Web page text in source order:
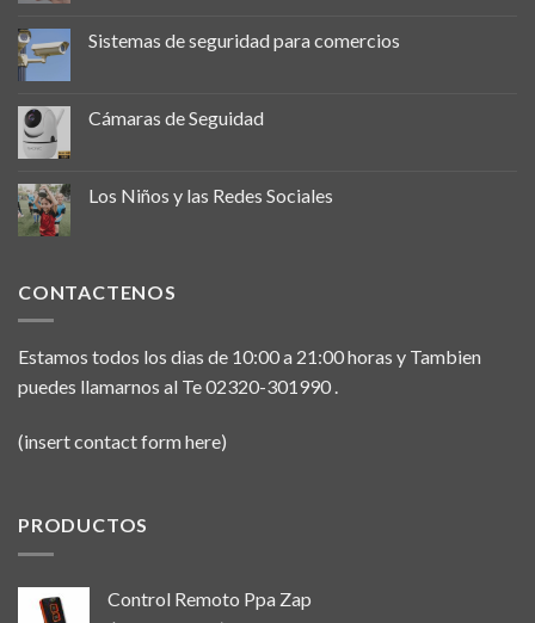
Sistemas de seguridad para comercios
Cámaras de Seguidad
Los Niños y las Redes Sociales
CONTACTENOS
Estamos todos los dias de 10:00 a 21:00 horas y Tambien
puedes llamarnos al Te 02320-301990 .
(insert contact form here)
PRODUCTOS
Control Remoto Ppa Zap